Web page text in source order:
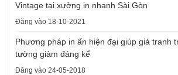
Vintage tại xưởng in nhanh Sài Gòn
Đăng vào 18-10-2021
Phương pháp in ấn hiện đại giúp giá tranh
tường giảm đáng kể
Đăng vào 24-05-2018